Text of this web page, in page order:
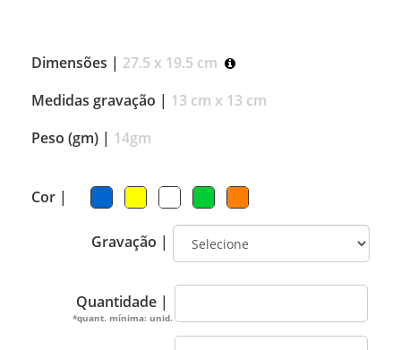
Dimensões | 27.5 x 19.5 cm
Medidas gravação | 13 cm x 13 cm
Peso (gm) | 14gm
Cor |
Gravação |
Quantidade |
*quant. mínima: unid.